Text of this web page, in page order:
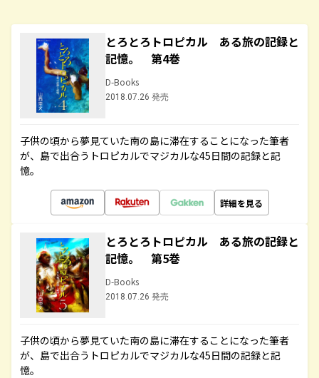
とろとろトロピカル ある旅の記録と
記憶。 第4巻
D-Books
2018.07.26 発売
子供の頃から夢見ていた南の島に滞在することになった筆者
が、島で出合うトロピカルでマジカルな45日間の記録と記
憶。
詳細を見る
とろとろトロピカル ある旅の記録と
記憶。 第5巻
D-Books
2018.07.26 発売
子供の頃から夢見ていた南の島に滞在することになった筆者
が、島で出合うトロピカルでマジカルな45日間の記録と記
憶。